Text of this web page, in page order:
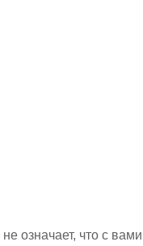
означает, что с вами